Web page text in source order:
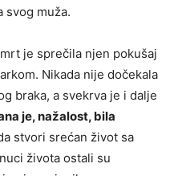
svog muža.
je sprečila njen pokušaj
Nikada nije dočekala
braka, a svekrva je i dalje
je, nažalost, bila
stvori srećan život sa
života ostali su